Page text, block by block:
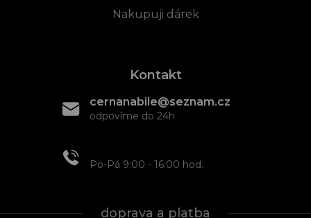
Nakupuji dárek
Kontakt
cernanabile@seznam.cz
odpovíme do 24h
Po-Pá 9:00 - 16:00 hod.
doprava a platba